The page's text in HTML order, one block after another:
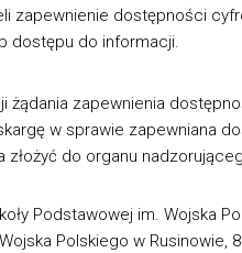
zapewnienie dostępności
dostępu do informacji.
żądania zapewnienia
w sprawie zapewniana
do organu
Podstawowej im. Wojska
Polskiego w Rusinowie,